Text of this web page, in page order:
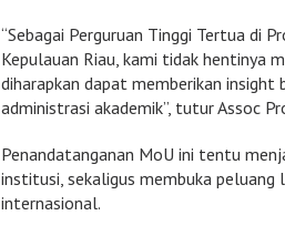
“Sebagai Perguruan Tinggi Tertua di
Kepulauan Riau, kami tidak hentinya
diharapkan dapat memberikan
administrasi akademik”, tutur Assoc
Penandatanganan MoU ini tentu
institusi, sekaligus membuka peluang
internasional.